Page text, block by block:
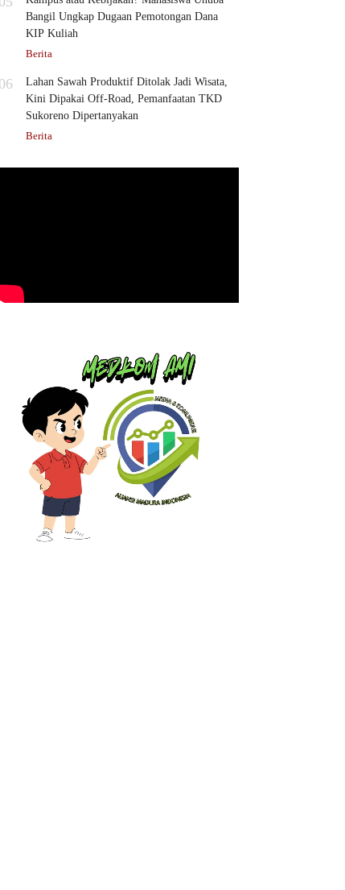
Bangil Ungkap Dugaan Pemotongan Dana
KIP Kuliah
Berita
06
Lahan Sawah Produktif Ditolak Jadi Wisata,
Kini Dipakai Off-Road, Pemanfaatan TKD
Sukoreno Dipertanyakan
Berita